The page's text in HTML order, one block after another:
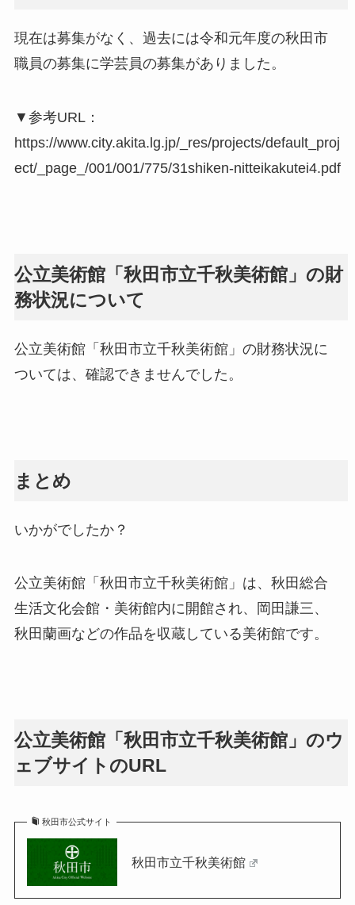
現在は募集がなく、過去には令和元年度の秋田市
職員の募集に学芸員の募集がありました。
▼参考URL：
https://www.city.akita.lg.jp/_res/projects/default_proj
ect/_page_/001/001/775/31shiken-nitteikakutei4.pdf
公立美術館「秋田市立千秋美術館」の財
務状況について
公立美術館「秋田市立千秋美術館」の財務状況に
ついては、確認できませんでした。
まとめ
いかがでしたか？
公立美術館「秋田市立千秋美術館」は、秋田総合
生活文化会館・美術館内に開館され、岡田謙三、
秋田蘭画などの作品を収蔵している美術館です。
公立美術館「秋田市立千秋美術館」のウ
ェブサイトのURL
秋田市公式サイト
秋田市立千秋美術館